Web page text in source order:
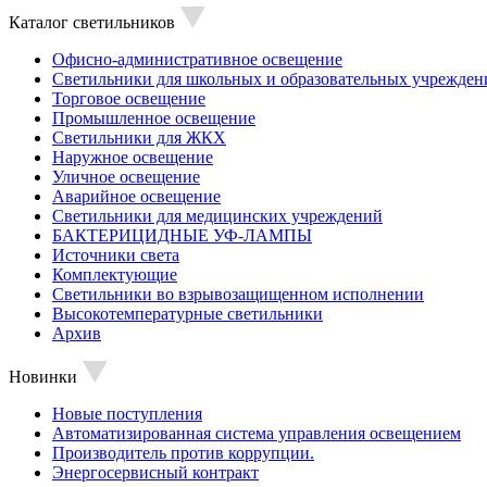
Каталог светильников
Офисно-административное освещение
Светильники для школьных и образовательных
Торговое освещение
Промышленное освещение
Светильники для ЖКХ
Наружное освещение
Уличное освещение
Аварийное освещение
Светильники для медицинских учреждений
БАКТЕРИЦИДНЫЕ УФ-ЛАМПЫ
Источники света
Комплектующие
Светильники во взрывозащищенном исполнении
Высокотемпературные светильники
Архив
Новинки
Новые поступления
Автоматизированная система управления освещением
Производитель против коррупции.
Энергосервисный контракт